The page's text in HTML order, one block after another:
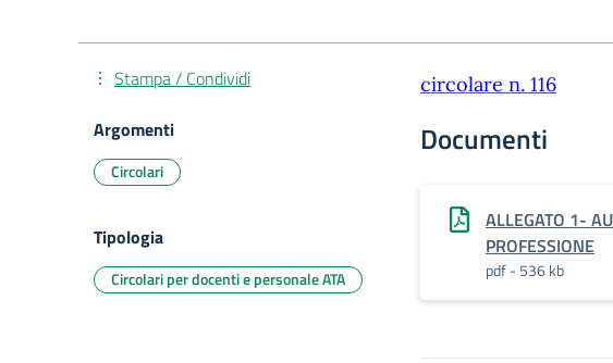
circolare n. 116
Documenti
ALLEGATO 1-
PROFESSIONE
pdf - 536 kb
Stampa / Condividi
Argomenti
Circolari
Tipologia
Circolari per docenti e personale ATA